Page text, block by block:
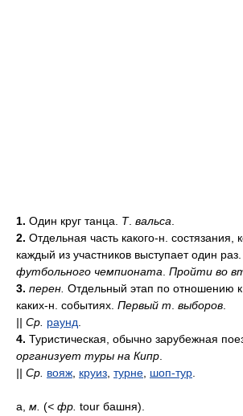
1. Один круг танца. Т. вальса
2. Отдельная часть какого-н. состязания,
каждый из участников выступает один раз.
футбольного чемпионата Пройти во
3. перен. Отдельный этап по отношению
каких-н. событиях. Первый т выборов
|| Ср. раунд
4. Туристическая, обычно зарубежная
организует туры на Кипр
|| Ср. вояж круиз турне шоп-тур
а, м. (< фр. tour башня).